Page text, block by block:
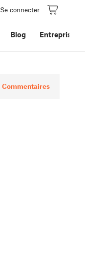
Se connecter
Blog Entreprise
Commentaires